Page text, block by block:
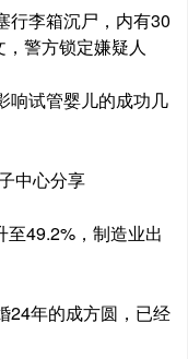
行李箱沉尸，内有30
警方锁定嫌疑人
响试管婴儿的成功几
中心分享
至49.2%，制造业出
24年的成方圆，已经